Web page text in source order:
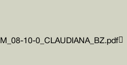
10-0_CLAUDIANA_BZ.pdf